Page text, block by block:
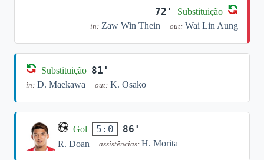
72' Substituição
in: Zaw Win Thein out: Wai Lin Aung
Substituição 81'
in: D. Maekawa out: K. Osako
Gol 5:0 86'
R. Doan assistências: H. Morita